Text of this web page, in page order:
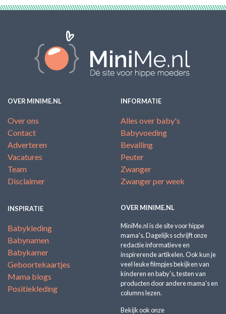
OVER MINIME.NL
Over ons
Contact
Adverteren
Vacatures
Team
Disclaimer
INFORMATIE
Alles over baby's
Babyvoeding
Bevalling
Peuter
Zwanger
Zwanger per week
INSPIRATIE
Babykleding
Babynamen
Babykamer
Geboortekaartjes
Mama blogs
Positiekleding
OVER MINIME.NL
MiniMe.nl is de site voor hippe
mama's. Dagelijks schrijft onze
redactie informatieve en
inspirerende artikelen. Ook kun je
veel leuke filmpjes bekijken van
kinderen en baby's, testen van
producten door andere mama's en
columns lezen.
Bekijk ook onze